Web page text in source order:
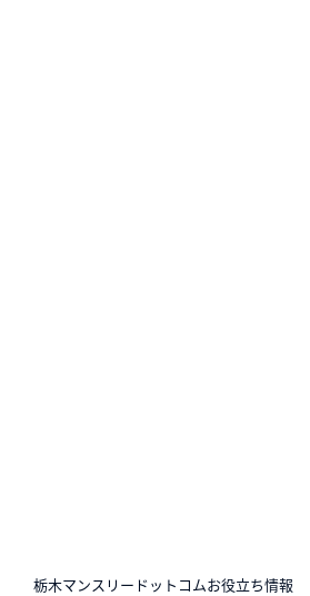
栃木マンスリードットコムお役立ち情報